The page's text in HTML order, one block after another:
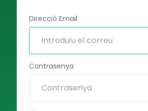
Direcció Email
Contrasenya